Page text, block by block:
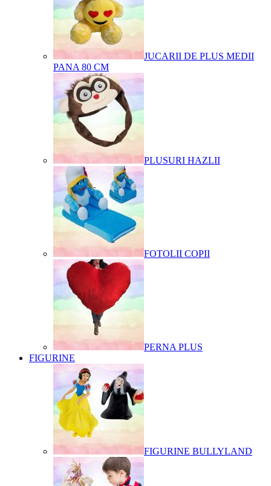
JUCARII DE PLUS MEDII
PANA 80 CM
PLUSURI HAZLII
FOTOLII COPII
PERNA PLUS
FIGURINE
FIGURINE BULLYLAND